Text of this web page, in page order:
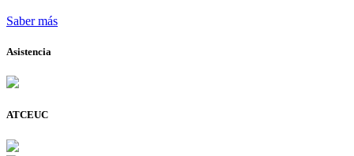
Saber más
Asistencia
ATCEUC